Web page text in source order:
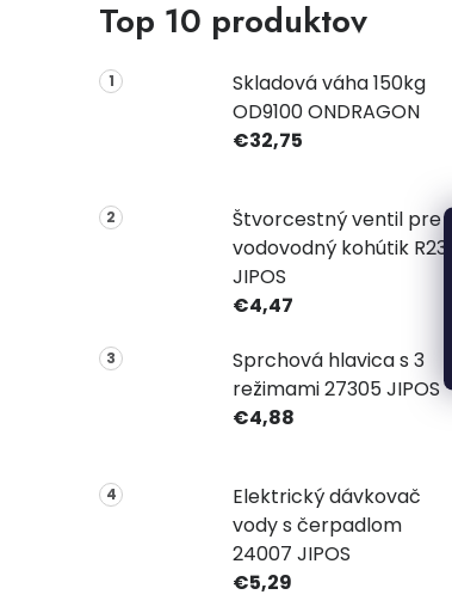
Top 10 produktov
Skladová váha 150kg
OD9100 ONDRAGON
€32,75
Štvorcestný ventil pre
vodovodný kohútik R2331
JIPOS
€4,47
Sprchová hlavica s 3
režimami 27305 JIPOS
€4,88
Elektrický dávkovač
vody s čerpadlom
24007 JIPOS
€5,29